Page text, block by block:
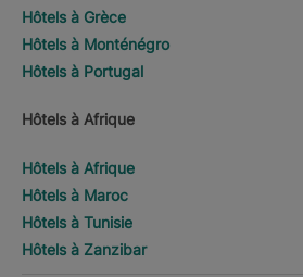
Hôtels à Grèce
Hôtels à Monténégro
Hôtels à Portugal
Hôtels à Afrique
Hôtels à Afrique
Hôtels à Maroc
Hôtels à Tunisie
Hôtels à Zanzibar